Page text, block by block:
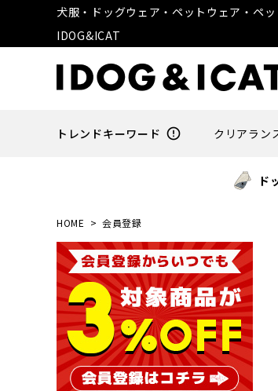
犬服・ドッグウェア・ペットウェア・ペ
IDOG&ICAT
トレンドキーワード error_outline クリアラン
ド
HOME 会員登録